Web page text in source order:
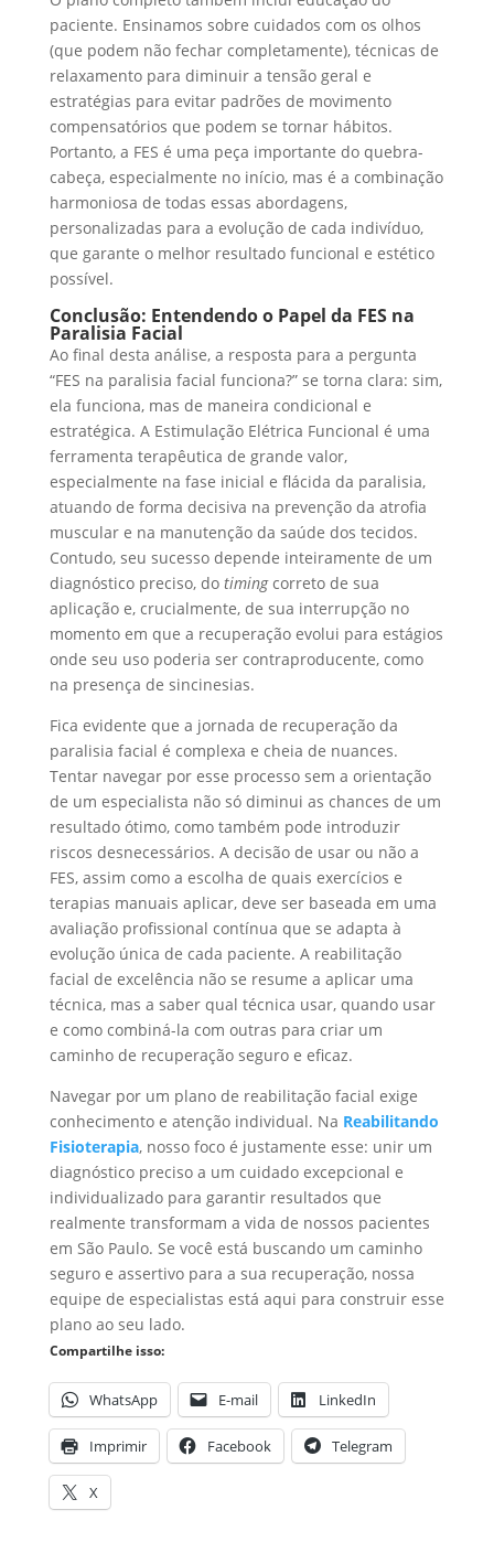
paciente. Ensinamos sobre cuidados com os olhos
(que podem não fechar completamente), técnicas de
relaxamento para diminuir a tensão geral e
estratégias para evitar padrões de movimento
compensatórios que podem se tornar hábitos.
Portanto, a FES é uma peça importante do quebra-
cabeça, especialmente no início, mas é a combinação
harmoniosa de todas essas abordagens,
personalizadas para a evolução de cada indivíduo,
que garante o melhor resultado funcional e estético
possível.
Conclusão: Entendendo o Papel da FES na
Paralisia Facial
Ao final desta análise, a resposta para a pergunta
“FES na paralisia facial funciona?” se torna clara: sim,
ela funciona, mas de maneira condicional e
estratégica. A Estimulação Elétrica Funcional é uma
ferramenta terapêutica de grande valor,
especialmente na fase inicial e flácida da paralisia,
atuando de forma decisiva na prevenção da atrofia
muscular e na manutenção da saúde dos tecidos.
Contudo, seu sucesso depende inteiramente de um
diagnóstico preciso, do timingcorreto de sua
aplicação e, crucialmente, de sua interrupção no
momento em que a recuperação evolui para estágios
onde seu uso poderia ser contraproducente, como
na presença de sincinesias.
Fica evidente que a jornada de recuperação da
paralisia facial é complexa e cheia de nuances.
Tentar navegar por esse processo sem a orientação
de um especialista não só diminui as chances de um
resultado ótimo, como também pode introduzir
riscos desnecessários. A decisão de usar ou não a
FES, assim como a escolha de quais exercícios e
terapias manuais aplicar, deve ser baseada em uma
avaliação profissional contínua que se adapta à
evolução única de cada paciente. A reabilitação
facial de excelência não se resume a aplicar uma
técnica, mas a saber qual técnica usar, quando usar
e como combiná-la com outras para criar um
caminho de recuperação seguro e eficaz.
Navegar por um plano de reabilitação facial exige
conhecimento e atenção individual. Na Reabilitando
Fisioterapia, nosso foco é justamente esse: unir um
diagnóstico preciso a um cuidado excepcional e
individualizado para garantir resultados que
realmente transformam a vida de nossos pacientes
em São Paulo. Se você está buscando um caminho
seguro e assertivo para a sua recuperação, nossa
equipe de especialistas está aqui para construir esse
plano ao seu lado.
Compartilhe isso:
WhatsApp E-mail LinkedIn
Imprimir Facebook Telegram
X